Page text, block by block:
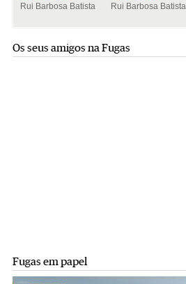
Rui Barbosa Batista Rui Barbosa Batista
Os seus amigos na Fugas
Fugas em papel